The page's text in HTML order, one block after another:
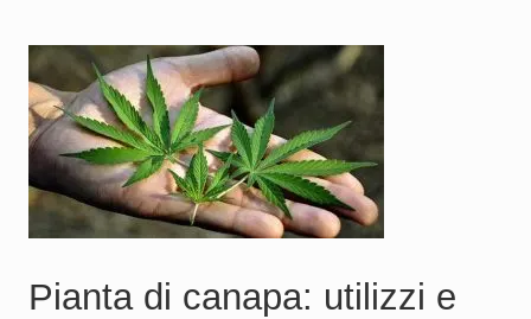
Pianta di canapa: utilizzi e